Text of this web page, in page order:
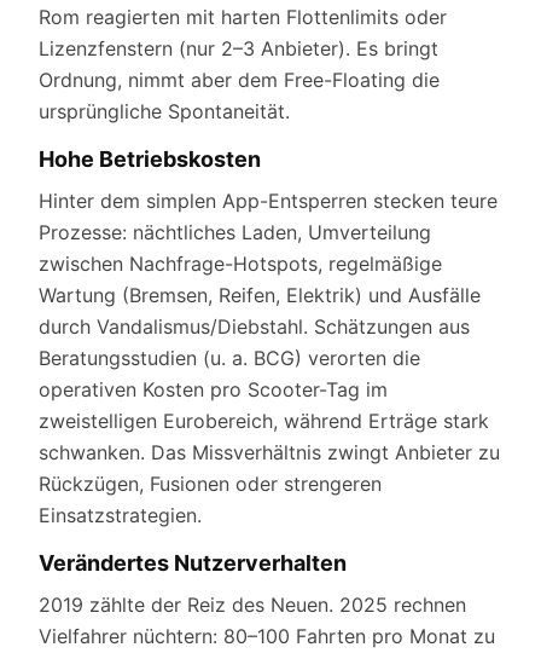
Rom reagierten mit harten Flottenlimits oder
Lizenzfenstern (nur 2–3 Anbieter). Es bringt
Ordnung, nimmt aber dem Free-Floating die
ursprüngliche Spontaneität.
Hohe Betriebskosten
Hinter dem simplen App-Entsperren stecken teure
Prozesse: nächtliches Laden, Umverteilung
zwischen Nachfrage-Hotspots, regelmäßige
Wartung (Bremsen, Reifen, Elektrik) und Ausfälle
durch Vandalismus/Diebstahl. Schätzungen aus
Beratungsstudien (u. a. BCG) verorten die
operativen Kosten pro Scooter-Tag im
zweistelligen Eurobereich, während Erträge stark
schwanken. Das Missverhältnis zwingt Anbieter zu
Rückzügen, Fusionen oder strengeren
Einsatzstrategien.
Verändertes Nutzerverhalten
2019 zählte der Reiz des Neuen. 2025 rechnen
Vielfahrer nüchtern: 80–100 Fahrten pro Monat zu